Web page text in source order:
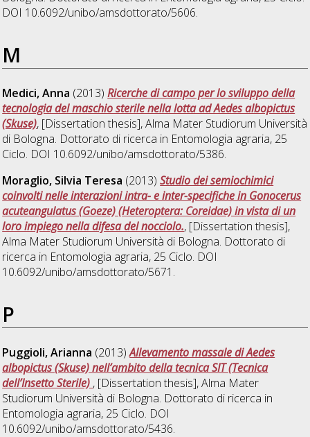
DOI 10.6092/unibo/amsdottorato/5606.
M
Medici, Anna (2013)Ricerche di campo per lo sviluppo della
tecnologia del maschio sterile nella lotta ad Aedes albopictus
(Skuse), [Dissertation thesis], Alma Mater Studiorum Università
di Bologna. Dottorato di ricerca in Entomologia agraria, 25
Ciclo. DOI 10.6092/unibo/amsdottorato/5386.
Moraglio, Silvia Teresa (2013)Studio dei semiochimici
coinvolti nelle interazioni intra- e inter-specifiche in Gonocerus
acuteangulatus (Goeze) (Heteroptera: Coreidae) in vista di un
loro impiego nella difesa del nocciolo., [Dissertation thesis],
Alma Mater Studiorum Università di Bologna. Dottorato di
ricerca in Entomologia agraria, 25 Ciclo. DOI
10.6092/unibo/amsdottorato/5671.
P
Puggioli, Arianna (2013)Allevamento massale di Aedes
albopictus (Skuse) nell’ambito della tecnica SIT (Tecnica
dell’Insetto Sterile) , [Dissertation thesis], Alma Mater
Studiorum Università di Bologna. Dottorato di ricerca in
Entomologia agraria, 25 Ciclo. DOI
10.6092/unibo/amsdottorato/5436.